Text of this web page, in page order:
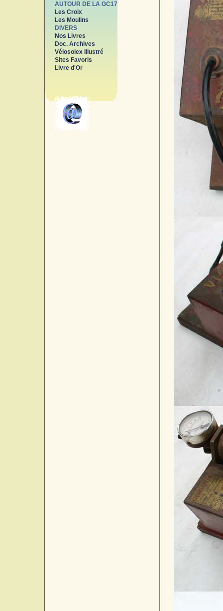
AUTOUR DE LA GC17
Les Croix
Les Moulins
DIVERS
Nos Livres
Doc. Archives
Vélosolex Illustré
Sites Favoris
Livre d'Or